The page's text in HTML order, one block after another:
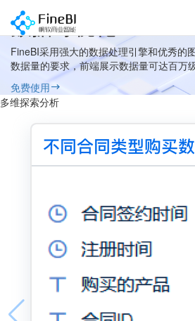
数据可视化
FineBI采用强大的数据处理引擎和优秀的
数据量的要求，前端展示数据量可达百万级
免费使用
多维探索分析